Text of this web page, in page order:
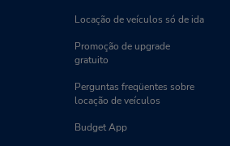
Locação de veículos só de ida
Promoção de upgrade
gratuito
Perguntas freqüentes sobre
locação de veículos
Budget App